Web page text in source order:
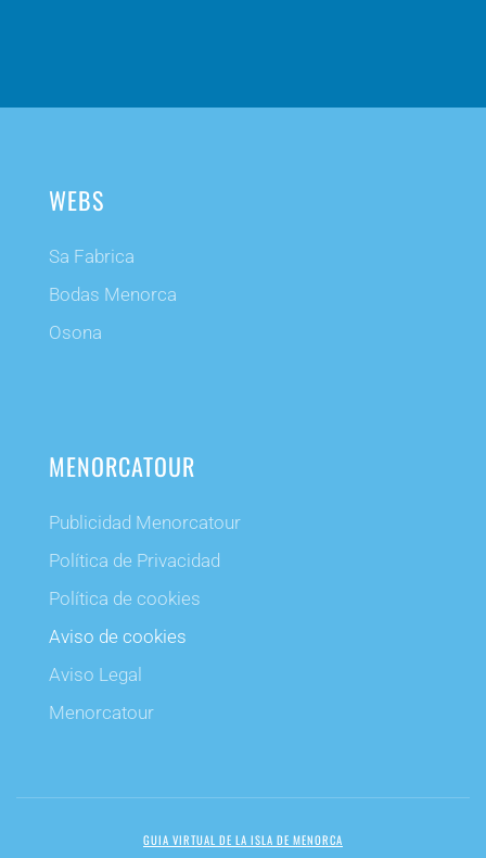
WEBS
Sa Fabrica
Bodas Menorca
Osona
MENORCATOUR
Publicidad Menorcatour
Política de Privacidad
Política de cookies
Aviso de cookies
Aviso Legal
Menorcatour
GUIA VIRTUAL DE LA ISLA DE MENORCA